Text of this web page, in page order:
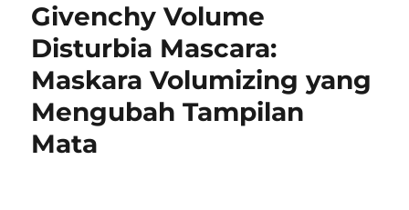
Givenchy Volume
Disturbia Mascara:
Maskara Volumizing yang
Mengubah Tampilan
Mata